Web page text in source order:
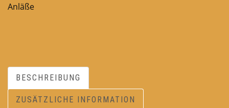
Anläße
BESCHREIBUNG
ZUSÄTZLICHE INFORMATION